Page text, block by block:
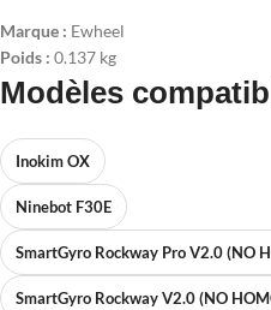
Marque : Ewheel
Poids : 0.137 kg
Modèles
Inokim OX
Ninebot F30E
SmartGyro Rockway Pro V2.0 (NO
SmartGyro Rockway V2.0 (NO